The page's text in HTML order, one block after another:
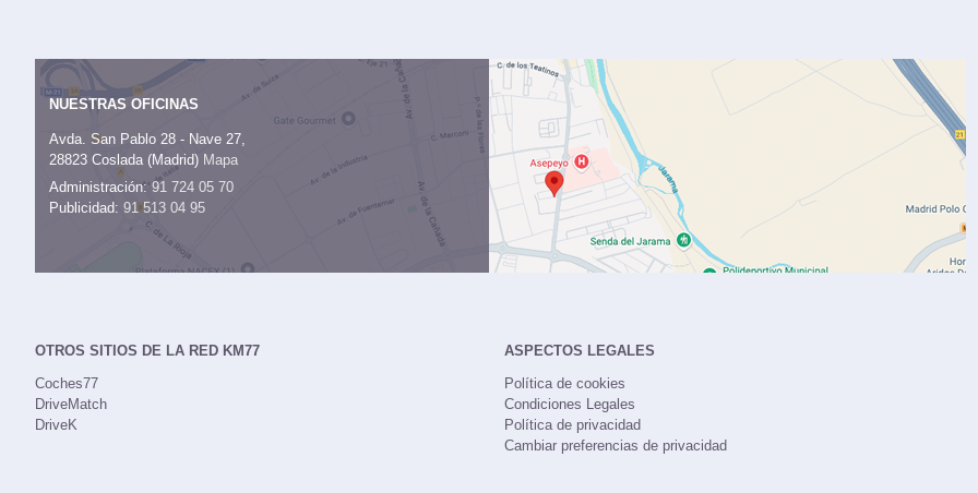
NUESTRAS OFICINAS
Avda. San Pablo 28 - Nave 27,
28823 Coslada (Madrid) Mapa
Administración:91 724 05 70
Publicidad: 91 513 04 95
OTROS SITIOS DE LA RED KM77
Coches77
DriveMatch
DriveK
ASPECTOS LEGALES
Política de cookies
Condiciones Legales
Política de privacidad
Cambiar preferencias de privacidad